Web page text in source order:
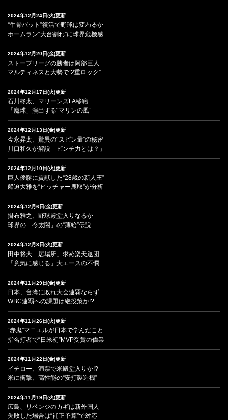
2024年12月24日(火)更新
“牛骨バット”復活で野球は変わるか
ホームラン“大台割れ”に球界危機感
2024年12月20日(金)更新
ストーブリーグの勝者は阿部巨人
マルティネスと大勢で“2重ロック”
2024年12月17日(火)更新
石川柊太、マリーンズFA移籍
「魔球」演出する“マリンの風”
2024年12月13日(金)更新
今永昇太、驚異の“スピン量”の秘密
川口和久が解説「ピンチ力とは？」
2024年12月10日(火)更新
巨人優勝に貢献した“28歳の新人王”
船迫大雅を“ピッチャー鹿取”が分析
2024年12月6日(金)更新
掛布雅之、野球殿堂入りなるか
球界の「今太閤」の“薄給”伝説
2024年12月3日(火)更新
田中将大「居場所」求め楽天退団
「意気に感じる」大エースの不憫
2024年11月29日(金)更新
日本、台湾に敗れ大会連覇ならず
WBC連覇への課題は継投策か!?
2024年11月26日(火)更新
“赤鬼”マニエルが日本で学んだこと
指名打者で“日米初”MVP受賞の偉業
2024年11月22日(金)更新
イチロー、満票で米殿堂入りか!?
米に衝撃、高性能の“安打製造機”
2024年11月19日(火)更新
広島、リベンジのカギは新外国人
失敗した場合は“補正予算”で対応